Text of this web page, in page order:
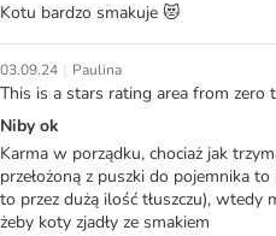
Kotu bardzo smakuje 😻
03.09.24 | Paulina
This is a stars rating area from zero
Niby ok
Karma w porządku, chociaż jak
przełożoną z puszki do pojemnika
to przez dużą ilość tłuszczu), wtedy
żeby koty zjadły ze smakiem